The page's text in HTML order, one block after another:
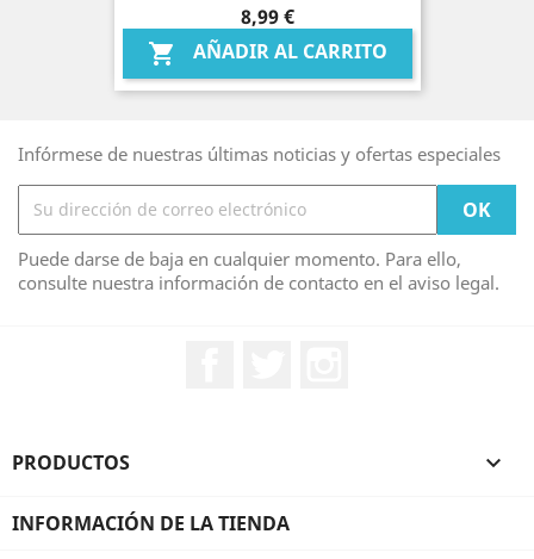
Precio
8,99 €
 AÑADIR AL CARRITO
Infórmese de nuestras últimas noticias y ofertas especiales
Puede darse de baja en cualquier momento. Para ello,
consulte nuestra información de contacto en el aviso legal.
PRODUCTOS 
INFORMACIÓN DE LA TIENDA